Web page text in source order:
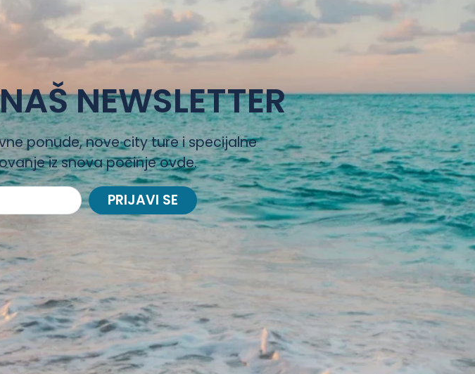
NEWSLETTER
ponude, nove city ture i specijalne
iz snova počinje ovde.
PRIJAVI SE